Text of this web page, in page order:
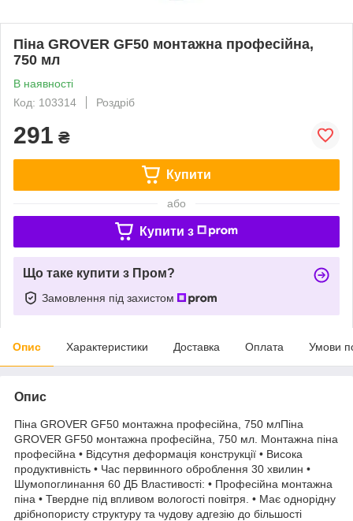
Піна GROVER GF50 монтажна професійна,
750 мл
В наявності
Код: 103314
Роздріб
291 ₴
Купити
або
Купити з
Що таке купити з Пром?
Замовлення під захистом
Опис Характеристики Доставка Оплата Умови
Опис
Піна GROVER GF50 монтажна професійна, 750 млПіна
GROVER GF50 монтажна професійна, 750 мл. Монтажна піна
професійна • Відсутня деформація конструкції • Висока
продуктивність • Час первинного оброблення 30 хвилин •
Шумопоглинання 60 ДБ Властивості: • Професійна монтажна
піна • Твердне під впливом вологості повітря. • Має однорідну
дрібнопористу структуру та чудову адгезію до більшості